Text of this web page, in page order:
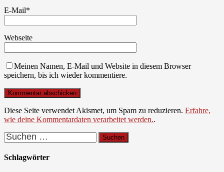
E-Mail*
Webseite
Meinen Namen, E-Mail und Website in diesem Browser
speichern, bis ich wieder kommentiere.
Diese Seite verwendet Akismet, um Spam zu reduzieren. Erfahre,
wie deine Kommentardaten verarbeitet werden..
Suchen
nach:
Schlagwörter